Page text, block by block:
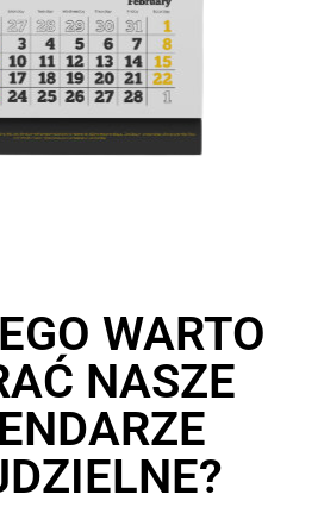
WARTO
NASZE